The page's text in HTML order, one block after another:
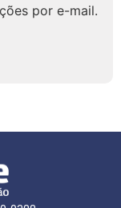
por e-mail.